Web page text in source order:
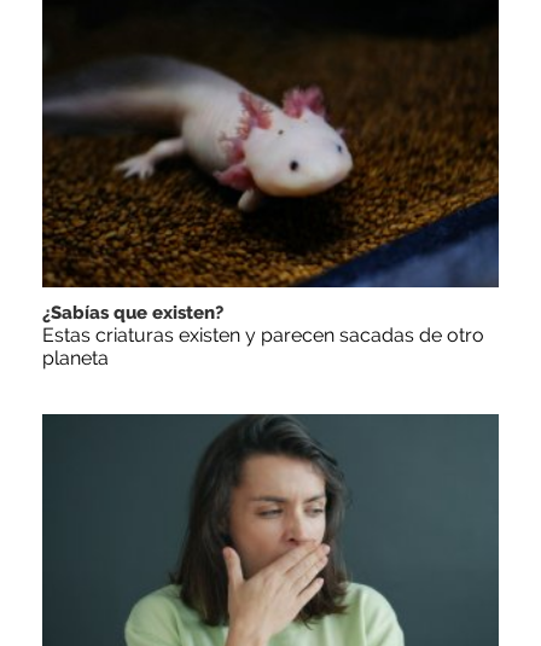
¿Sabías que existen?
Estas criaturas existen y parecen sacadas de otro
planeta